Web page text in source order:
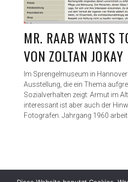
MR. RAAB WANTS
VON ZOLTAN JOKAY
Im Sprengelmuseum in
Ausstellung, die ein Thema
Sozialverhalten zeigt: Armut im
interessant ist aber auch der
Fotografen. Jahrgang 1960